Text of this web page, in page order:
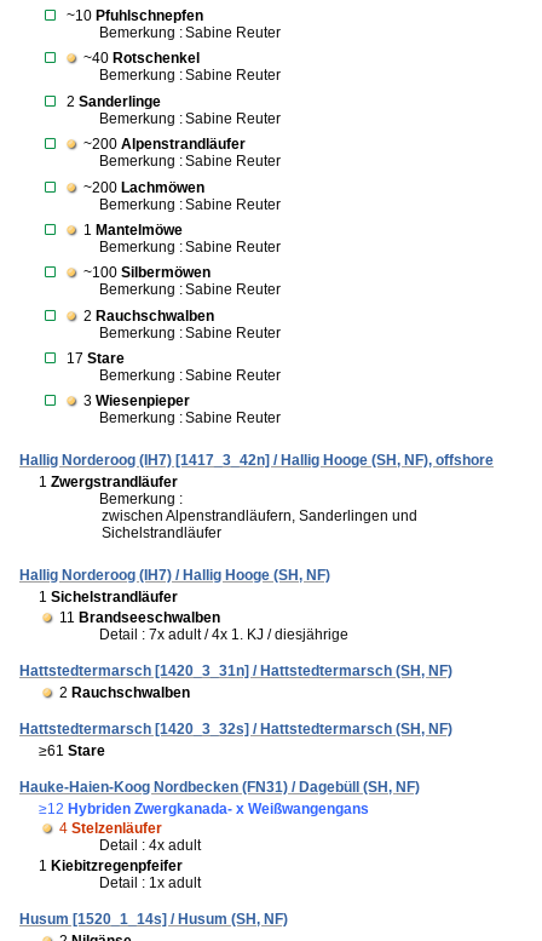
~10 Pfuhlschnepfen
Bemerkung :Sabine Reuter
~40 Rotschenkel
Bemerkung :Sabine Reuter
2 Sanderlinge
Bemerkung :Sabine Reuter
~200 Alpenstrandläufer
Bemerkung :Sabine Reuter
~200 Lachmöwen
Bemerkung :Sabine Reuter
1 Mantelmöwe
Bemerkung :Sabine Reuter
~100 Silbermöwen
Bemerkung :Sabine Reuter
2 Rauchschwalben
Bemerkung :Sabine Reuter
17 Stare
Bemerkung :Sabine Reuter
3 Wiesenpieper
Bemerkung :Sabine Reuter
Hallig Norderoog (IH7) [1417_3_42n] / Hallig Hooge (SH, NF), offshore
1 Zwergstrandläufer
Bemerkung :
zwischen Alpenstrandläufern, Sanderlingen und
Sichelstrandläufer
Hallig Norderoog (IH7) / Hallig Hooge (SH, NF)
1 Sichelstrandläufer
11 Brandseeschwalben
Detail : 7x adult / 4x 1. KJ / diesjährige
Hattstedtermarsch [1420_3_31n] / Hattstedtermarsch (SH, NF)
2 Rauchschwalben
Hattstedtermarsch [1420_3_32s] / Hattstedtermarsch (SH, NF)
≥61 Stare
Hauke-Haien-Koog Nordbecken (FN31) / Dagebüll (SH, NF)
≥12 Hybriden Zwergkanada- x Weißwangengans
4 Stelzenläufer
Detail : 4x adult
1 Kiebitzregenpfeifer
Detail : 1x adult
Husum [1520_1_14s] / Husum (SH, NF)